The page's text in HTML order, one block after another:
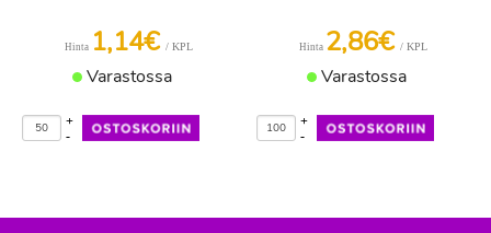
Hinta 1,14€ / KPL
Varastossa
-
+
Hinta 2,86€ / KPL
Varastossa
-
+